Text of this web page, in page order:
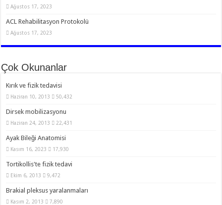
Ağustos 17, 2023
ACL Rehabilitasyon Protokolü
Ağustos 17, 2023
Çok Okunanlar
Kırık ve fizik tedavisi
Haziran 10, 2013 50,432
Dirsek mobilizasyonu
Haziran 24, 2013 22,431
Ayak Bileği Anatomisi
Kasım 16, 2023 17,930
Tortikollis'te fizik tedavi
Ekim 6, 2013 9,472
Brakial pleksus yaralanmaları
Kasım 2, 2013 7,890